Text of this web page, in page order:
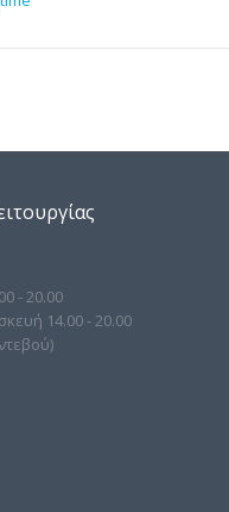
- 20.00
14.00 - 20.00